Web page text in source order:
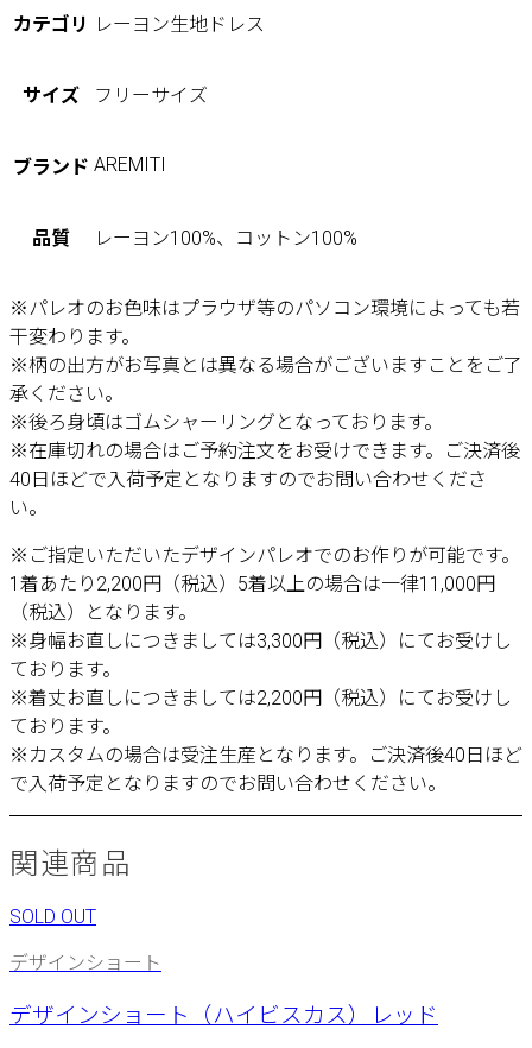
カテゴリ レーヨン生地ドレス
サイズ フリーサイズ
ブランド AREMITI
品質 レーヨン100%、コットン100%
※パレオのお色味はプラウザ等のパソコン環境によっても若
干変わります。
※柄の出方がお写真とは異なる場合がございますことをご了
承ください。
※後ろ身頃はゴムシャーリングとなっております。
※在庫切れの場合はご予約注文をお受けできます。ご決済後
40日ほどで入荷予定となりますのでお問い合わせくださ
い。
※ご指定いただいたデザインパレオでのお作りが可能です。
1着あたり2,200円（税込）5着以上の場合は一律11,000円
（税込）となります。
※身幅お直しにつきましては3,300円（税込）にてお受けし
ております。
※着丈お直しにつきましては2,200円（税込）にてお受けし
ております。
※カスタムの場合は受注生産となります。ご決済後40日ほど
で入荷予定となりますのでお問い合わせください。
関連商品
SOLD OUT
デザインショート
デザインショート（ハイビスカス）レッド